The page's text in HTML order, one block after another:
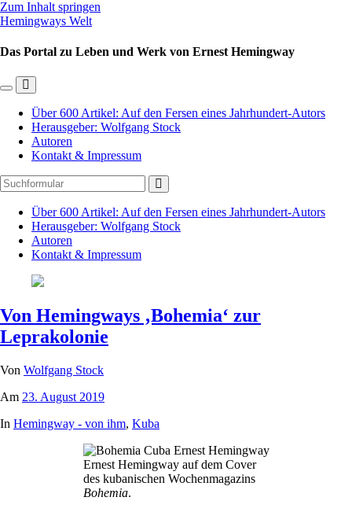
Zum Inhalt springen
Hemingways Welt
Das Portal zu Leben und Werk von Ernest Hemingway
Mobil-
umschalten
Suchfeld
umschalten
Über 600 Artikel: Auf den Fersen eines Jahrhundert-Autors
Herausgeber: Wolfgang Stock
Autoren
Kontakt & Impressum
Über 600 Artikel: Auf den Fersen eines Jahrhundert-Autors
Herausgeber: Wolfgang Stock
Autoren
Kontakt & Impressum
Von Hemingways ‚Bohemia‘ zur
Leprakolonie
Von Wolfgang Stock
Am 23. August 2019
In Hemingway - von ihm, Kuba
Ernest Hemingway auf dem Cover
des kubanischen Wochenmagazins
Bohemia.